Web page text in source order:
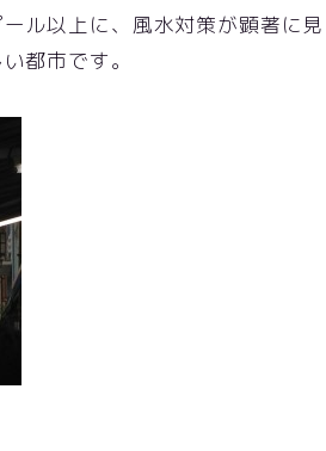
ル以上に、風水対策が顕著に
都市です。